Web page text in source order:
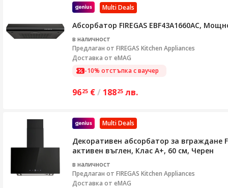
Multi Deals
Абсорбатор FIREGAS EBF43A1660AC,
в наличност
Предлаган от FIREGAS Kitchen Appliances
Доставка от eMAG
-10% отстъпка с ваучер
9625 €/ 18825 лв.
Multi Deals
Декоративен абсорбатор за вграждане
активен въглен, Клас A+, 60 см, Черен
в наличност
Предлаган от FIREGAS Kitchen Appliances
Доставка от eMAG